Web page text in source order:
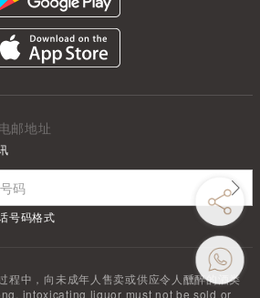
电邮地址
号码格式
程中，向未成年人售卖或供应令人醺醉的酒类
intoxicating liquor must not be sold or